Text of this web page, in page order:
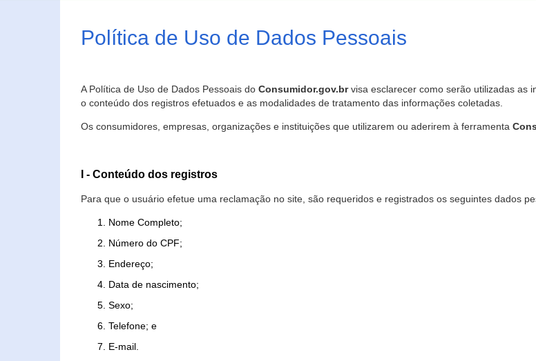
Política de Uso de Dados Pessoais
A Política de Uso de Dados Pessoais do Consumidor.gov.brvisa esclarecer como serão utilizadas as
o conteúdo dos registros efetuados e as modalidades de tratamento das informações coletadas.
Os consumidores, empresas, organizações e instituições que utilizarem ou aderirem à ferramenta
I - Conteúdo dos registros
Para que o usuário efetue uma reclamação no site, são requeridos e registrados os seguintes dados
Nome Completo;
Número do CPF;
Endereço;
Data de nascimento;
Sexo;
Telefone; e
E-mail.